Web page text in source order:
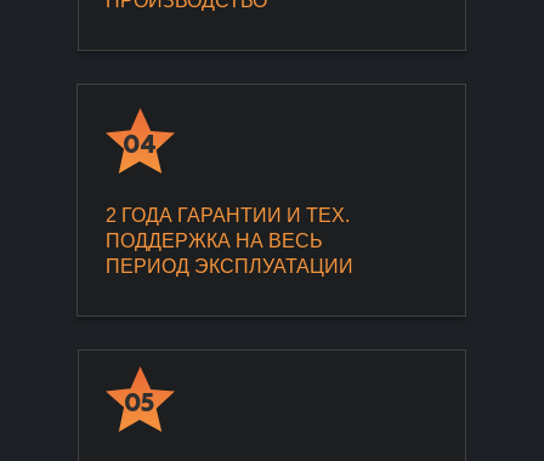
2 ГОДА ГАРАНТИИ И ТЕХ.
ПОДДЕРЖКА НА ВЕСЬ
ПЕРИОД ЭКСПЛУАТАЦИИ
04
05